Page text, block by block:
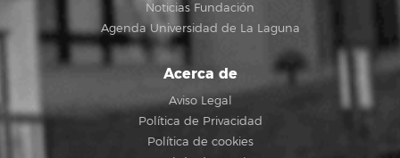
Noticias Fundación
Agenda Universidad de La Laguna
Acerca de
Aviso Legal
Política de Privacidad
Política de cookies